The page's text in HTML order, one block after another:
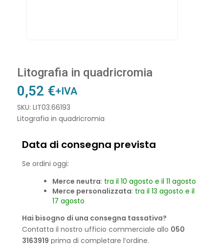
Litografia in quadricromia
0,52 €+IVA
SKU: LIT03.66193
Litografia in quadricromia
Data di consegna prevista
Se ordini oggi:
Merce neutra: tra il 10 agosto e il 11 agosto
Merce personalizzata: tra il 13 agosto e il
17 agosto
Hai bisogno di una consegna tassativa?
Contatta il nostro ufficio commerciale allo 050
3163919 prima di completare l’ordine.